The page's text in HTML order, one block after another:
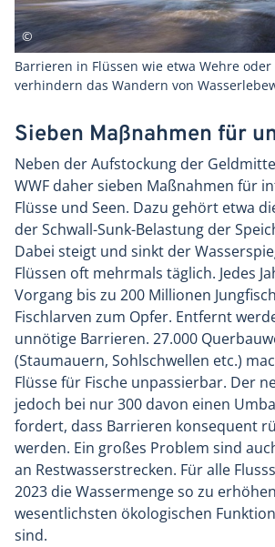
Barrieren in Flüssen wie etwa Wehre oder
verhindern das Wandern von
Sieben Maßnahmen für
Neben der Aufstockung der
WWF daher sieben Maßnahmen für
Flüsse und Seen. Dazu gehört etwa
der Schwall-Sunk-Belastung der
Dabei steigt und sinkt der
Flüssen oft mehrmals täglich. Jedes
Vorgang bis zu 200 Millionen
Fischlarven zum Opfer. Entfernt
unnötige Barrieren. 27.000
(Staumauern, Sohlschwellen etc.)
Flüsse für Fische unpassierbar. Der
jedoch bei nur 300 davon einen
fordert, dass Barrieren konsequent
werden. Ein großes Problem sind
an Restwasserstrecken. Für alle
2023 die Wassermenge so zu
wesentlichsten ökologischen
sind.